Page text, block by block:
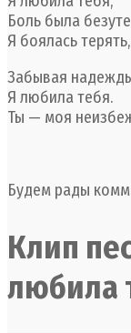
Боль была
Я боялась терять,
Забывая
Я любила тебя.
Ты — моя
Будем рады
Клип
любила